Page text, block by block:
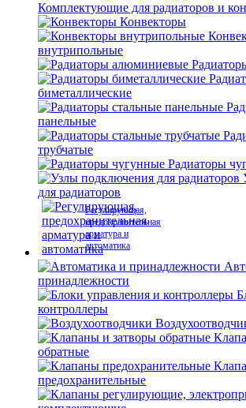
Комплектующие для радиаторов и
Конвекторы
внутрипольные
биметаллические
панельные
трубчатые
Радиаторы
для радиаторов
Регулирующая,
предохранительная
арматура и
автоматика
принадлежности
контроллеры
обратные
предохранительные